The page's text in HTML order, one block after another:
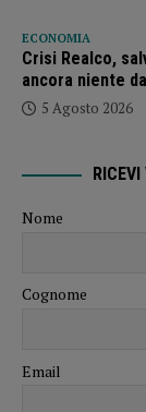
ECONOMIA
Crisi Realco,
ancora niente
5 Agosto 2026
Nome
Cognome
Email